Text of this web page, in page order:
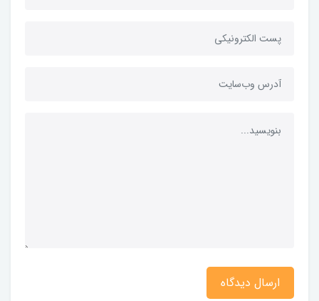
ارسال دیدگاه